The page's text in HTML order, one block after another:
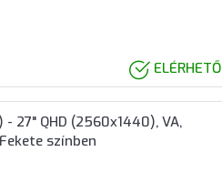
ELÉRHETŐ
27" QHD (2560x1440), VA,
színben